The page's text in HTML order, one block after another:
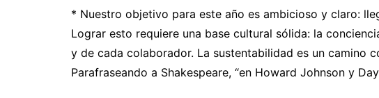
* Nuestro objetivo para este año es ambicioso y claro:
Lograr esto requiere una base cultural sólida: la
y de cada colaborador. La sustentabilidad es un camino
Parafraseando a Shakespeare, “en Howard Johnson y